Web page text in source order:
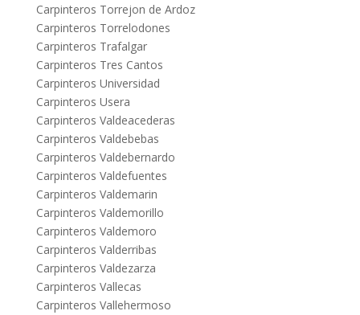
Carpinteros Torrejon de Ardoz
Carpinteros Torrelodones
Carpinteros Trafalgar
Carpinteros Tres Cantos
Carpinteros Universidad
Carpinteros Usera
Carpinteros Valdeacederas
Carpinteros Valdebebas
Carpinteros Valdebernardo
Carpinteros Valdefuentes
Carpinteros Valdemarin
Carpinteros Valdemorillo
Carpinteros Valdemoro
Carpinteros Valderribas
Carpinteros Valdezarza
Carpinteros Vallecas
Carpinteros Vallehermoso